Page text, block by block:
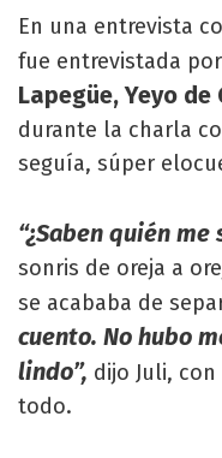
En una entrevista
fue entrevistada por
Lapegüe, Yeyo
durante la charla
seguía, súper
“¿Saben quién me
sonris de oreja a
se acababa de
cuento. No hubo
lindo”, dijo Juli,
todo.